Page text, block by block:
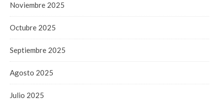
Noviembre 2025
Octubre 2025
Septiembre 2025
Agosto 2025
Julio 2025